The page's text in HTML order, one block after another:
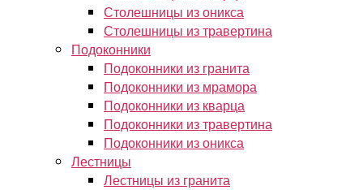
Столешницы из оникса
Столешницы из травертина
Подоконники
Подоконники из гранита
Подоконники из мрамора
Подоконники из кварца
Подоконники из травертина
Подоконники из оникса
Лестницы
Лестницы из гранита